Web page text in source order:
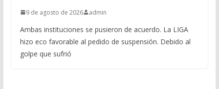
9 de agosto de 2026 admin
Ambas instituciones se pusieron de acuerdo. La LIGA
hizo eco favorable al pedido de suspensión. Debido al
golpe que sufrió